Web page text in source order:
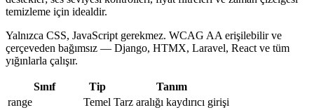
temizleme için idealdir.
Yalnızca CSS, JavaScript gerekmez. WCAG AA erişilebilir ve
çerçeveden bağımsız — Django, HTMX, Laravel, React ve tüm
yığınlarla çalışır.
Sınıf Tip
Tanım
range
Temel Tarz aralığı kaydırıcı girişi